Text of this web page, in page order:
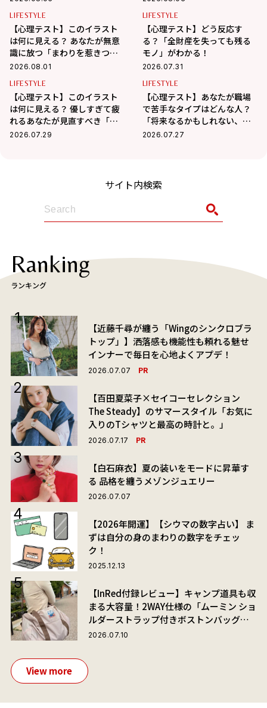
LIFESTYLE
【心理テスト】このイラスト
は何に見える？ あなたが無意
識に放つ「まわりを惹きつけ
る魅力」がわかる！
2026.08.01
LIFESTYLE
【心理テスト】どう反応す
る？「全財産を失っても残る
モノ」がわかる！
2026.07.31
LIFESTYLE
【心理テスト】このイラスト
は何に見える？ 優しすぎて疲
れるあなたが見直すべき「人
間関係のディスタンス」がわ
2026.07.29
LIFESTYLE
【心理テスト】あなたが職場
で苦手なタイプはどんな人？
「将来なるかもしれない、イ
ヤな自分の姿」がわかる！
2026.07.27
サイト内検索
Ranking
ランキング
【近藤千尋が纏う「Wingのシンクロブラ
トップ」】洒落感も機能性も頼れる魅せ
インナーで毎日を心地よくアプデ！
2026.07.07 PR
【百田夏菜子×セイコーセレクション
The Steady】のサマースタイル「お気に
入りのTシャツと最高の時計と。」
2026.07.17 PR
【白石麻衣】夏の装いをモードに昇華す
る 品格を纏うメゾンジュエリー
2026.07.07
【2026年開運】【シウマの数字占い】 ま
ずは自分の身のまわりの数字をチェッ
ク！
2025.12.13
【InRed付録レビュー】キャンプ道具も収
まる大容量！2WAY仕様の「ムーミン ショ
ルダーストラップ付きボストンバッグ」
が夏旅におすすめな理由
2026.07.10
View more